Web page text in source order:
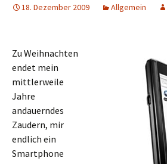
18. Dezember 2009 Allgemein
Zu Weihnachten
endet mein
mittlerweile
Jahre
andauerndes
Zaudern, mir
endlich ein
Smartphone